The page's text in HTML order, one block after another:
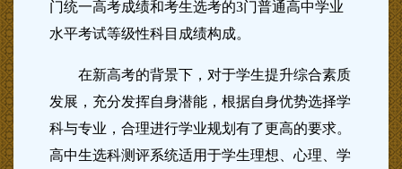
门统一高考成绩和考生选考的3门普通高中学业
水平考试等级性科目成绩构成。
在新高考的背景下，对于学生提升综合素质
发展，充分发挥自身潜能，根据自身优势选择学
科与专业，合理进行学业规划有了更高的要求。
高中生选科测评系统适用于学生理想、心理、学